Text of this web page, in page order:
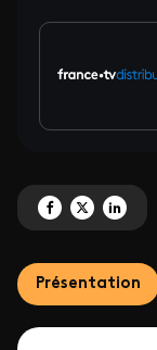
Partagez 'Line-up
PartagezPartagez
Présentation